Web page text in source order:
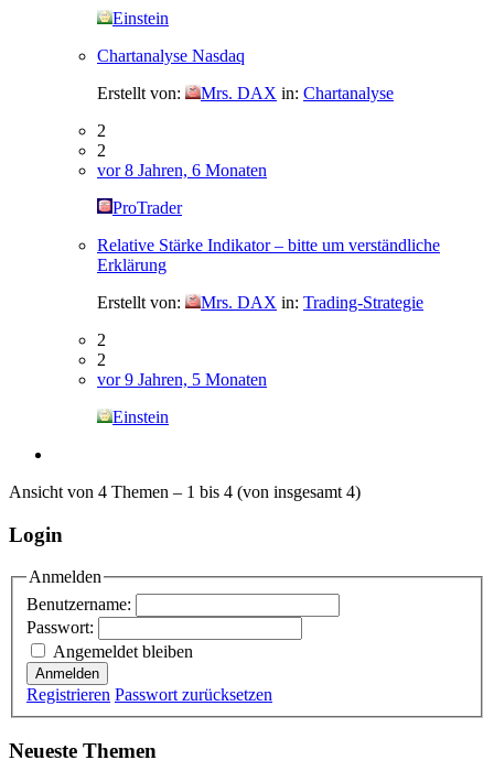
Einstein
Chartanalyse Nasdaq
Erstellt von:
Mrs. DAX in: Chartanalyse
2
2
vor 8 Jahren, 6 Monaten
ProTrader
Relative Stärke Indikator – bitte um verständliche
Erklärung
Erstellt von:
Mrs. DAX in: Trading-Strategie
2
2
vor 9 Jahren, 5 Monaten
Einstein
Ansicht von 4 Themen – 1 bis 4 (von insgesamt 4)
Login
Anmelden
Benutzername:
Passwort:
Angemeldet bleiben
Anmelden
Registrieren Passwort zurücksetzen
Neueste Themen